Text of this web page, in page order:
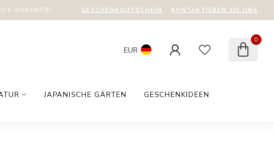
GARANTIE! GESCHENKGUTSCHEIN KONTAKTIEREN SIE UNS
EUR
0
JAPANISCHE GÄRTEN GESCHENKIDEEN